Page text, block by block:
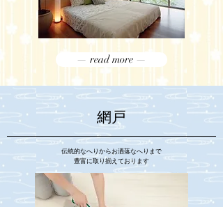
— read more —
網戸
伝統的なへりからお洒落なへりまで
豊富に取り揃えております